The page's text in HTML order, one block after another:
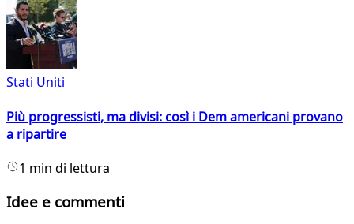
Stati Uniti
Più progressisti, ma divisi: così i Dem americani provano
a ripartire
1 min di lettura
Idee e commenti